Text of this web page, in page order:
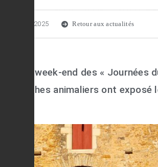
1 octobre 2025 Retour aux actualités
du week-end des «
animaliers ont exposé